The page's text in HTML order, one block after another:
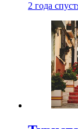
2 года